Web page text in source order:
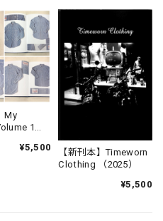
My
1
¥5,500
【新刊本】Timeworn
Clothing （2025）
¥5,500